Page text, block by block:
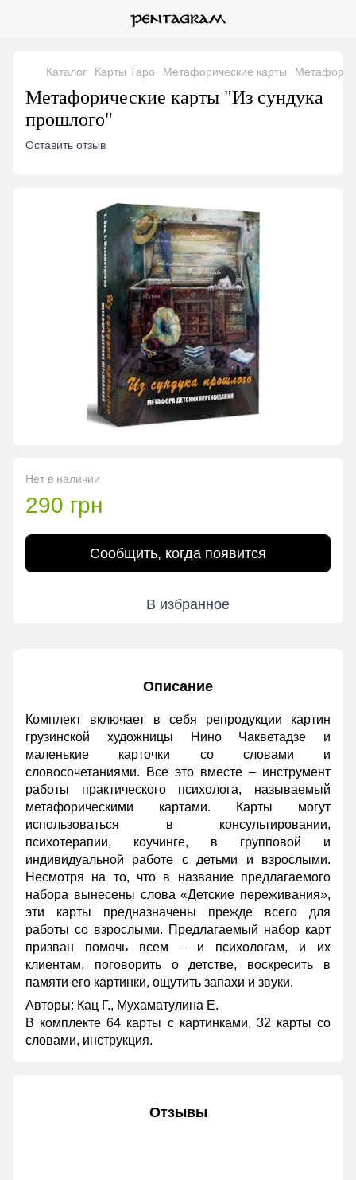
Каталог Карты Таро Метафорические карты
Метафорические карты "Из сундука
прошлого"
Оставить отзыв
Нет в наличии
290 грн
Сообщить, когда появится
В избранное
Описание
Комплект включает в себя репродукции картин
грузинской художницы Нино Чакветадзе и
маленькие карточки со словами и
словосочетаниями. Все это вместе – инструмент
работы практического психолога, называемый
метафорическими картами. Карты могут
использоваться в консультировании,
психотерапии, коучинге, в групповой и
индивидуальной работе с детьми и взрослыми.
Несмотря на то, что в название предлагаемого
набора вынесены слова «Детские переживания»,
эти карты предназначены прежде всего для
работы со взрослыми. Предлагаемый набор карт
призван помочь всем – и психологам, и их
клиентам, поговорить о детстве, воскресить в
памяти его картинки, ощутить запахи и звуки.
Авторы: Кац Г., Мухаматулина Е.
В комплекте 64 карты с картинками, 32 карты со
словами, инструкция.
Отзывы